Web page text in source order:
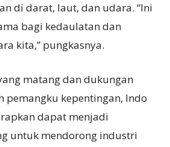
di darat, laut, dan udara. “Ini
bagi kedaulatan dan
kita,” pungkasnya.
matang dan dukungan
pemangku kepentingan, Indo
dapat menjadi
untuk mendorong industri